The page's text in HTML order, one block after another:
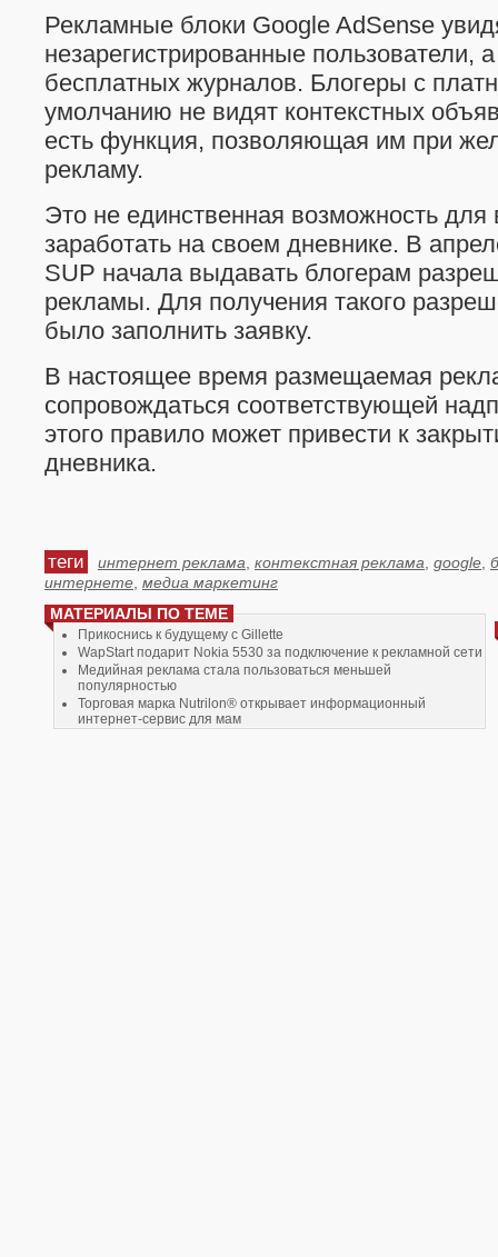
Рекламные блоки Google AdSense
незарегистрированные пользователи,
бесплатных журналов. Блогеры с
умолчанию не видят контекстных
есть функция, позволяющая им при
рекламу.
Это не единственная возможность
заработать на своем дневнике. В
SUP начала выдавать блогерам
рекламы. Для получения такого
было заполнить заявку.
В настоящее время размещаемая
сопровождаться соответствующей
этого правило может привести к
дневника.
теги интернет реклама контекстная реклама google
интернете медиа маркетинг
МАТЕРИАЛЫ ПО ТЕМЕ
Прикоснись к будущему с Gillette
WapStart подарит Nokia 5530 за подключение к рекламной сети
Медийная реклама стала пользоваться меньшей
популярностью
Торговая марка Nutrilon® открывает информационный
интернет-сервис для мам